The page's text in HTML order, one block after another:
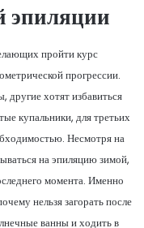
эпиляции
пройти курс
прогрессии.
другие хотят избавиться
купальники, для третьих
Несмотря на
на эпиляцию зимой,
момента. Именно
нельзя загорать после
ванны и ходить в